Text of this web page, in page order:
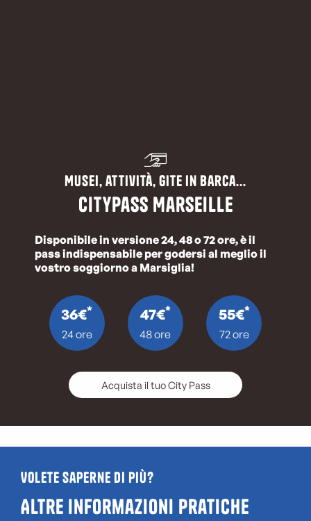
Musei, attività, gite in barca...
CityPass Marseille
Disponibile in versione 24, 48 o 72 ore, è il
pass indispensabile per godersi al meglio il
vostro soggiorno a Marsiglia!
36€*
24 ore
47€*
48 ore
55€*
72 ore
Acquista il tuo City Pass
Volete saperne di più?
Altre informazioni pratiche